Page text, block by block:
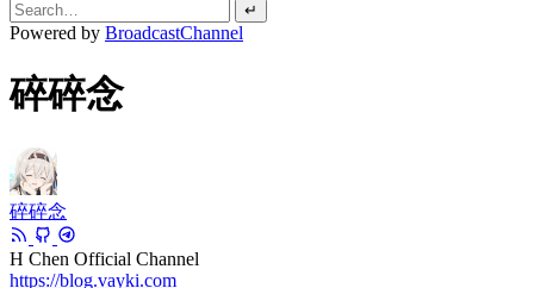
↵
Powered by BroadcastChannel
碎碎念
碎碎念
H Chen Official Channel
https://blog.vayki.com